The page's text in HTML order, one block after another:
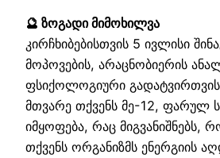
🔮 ზოგადი მიმოხილვა
კირჩხიბებისთვის 5 ივლისი
მოპოვების, არაცნობიერის
ფსიქოლოგიური გადატვირთვის
მთვარე თქვენს მე-12, ფარულ
იმყოფება, რაც მიგვანიშნებს,
თქვენს ორგანიზმს ენერგიის